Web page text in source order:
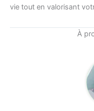
vie tout en valorisant
À